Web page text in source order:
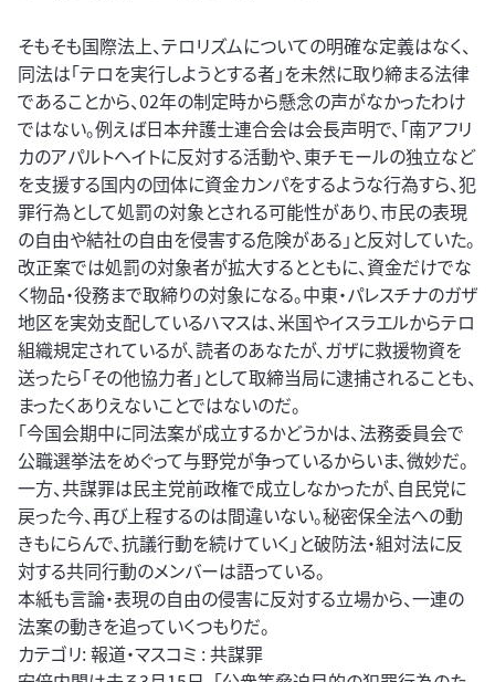
そもそも国際法上、テロリズムについての明確な定義はなく、
同法は「テロを実行しようとする者」を未然に取り締まる法律
であることから、02年の制定時から懸念の声がなかったわけ
ではない。例えば日本弁護士連合会は会長声明で、「南アフリ
カのアパルトヘイトに反対する活動や、東チモールの独立など
を支援する国内の団体に資金カンパをするような行為すら、犯
罪行為として処罰の対象とされる可能性があり、市民の表現
の自由や結社の自由を侵害する危険がある」と反対していた。
改正案では処罰の対象者が拡大するとともに、資金だけでな
く物品・役務まで取締りの対象になる。中東・パレスチナのガザ
地区を実効支配しているハマスは、米国やイスラエルからテロ
組織規定されているが、読者のあなたが、ガザに救援物資を
送ったら「その他協力者」として取締当局に逮捕されることも、
まったくありえないことではないのだ。
「今国会期中に同法案が成立するかどうかは、法務委員会で
公職選挙法をめぐって与野党が争っているからいま、微妙だ。
一方、共謀罪は民主党前政権で成立しなかったが、自民党に
戻った今、再び上程するのは間違いない。秘密保全法への動
きもにらんで、抗議行動を続けていく」と破防法・組対法に反
対する共同行動のメンバーは語っている。
本紙も言論・表現の自由の侵害に反対する立場から、一連の
法案の動きを追っていくつもりだ。
カテゴリ: 報道・マスコミ : 共謀罪